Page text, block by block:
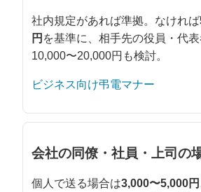
社内規定があれば準拠。なければ
円 を基準に、相手先の役員・代
10,000〜20,000円も検討。
ビジネス向け弔電マナー
会社の同僚・社員・上司の
個人で送る場合は3,000〜5,000円